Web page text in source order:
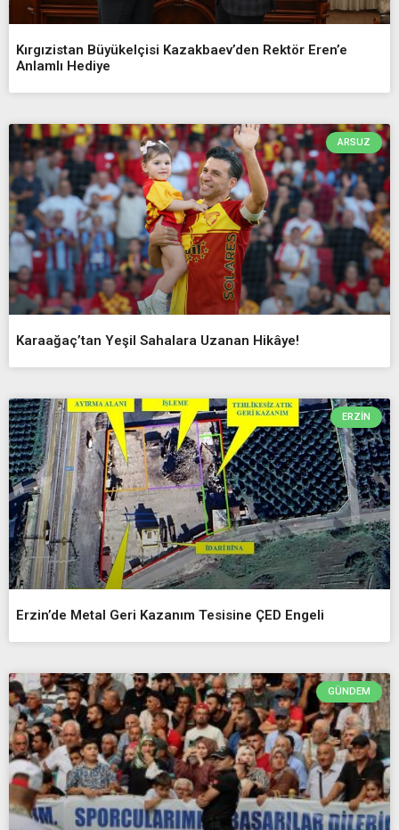
Kırgızistan Büyükelçisi Kazakbaev’den Rektör Eren’e
Anlamlı Hediye
ARSUZ
Karaağaç’tan Yeşil Sahalara Uzanan Hikâye!
ERZIN
Erzin’de Metal Geri Kazanım Tesisine ÇED Engeli
GÜNDEM